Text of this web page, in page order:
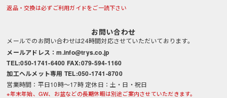
返品・交換は必ずご利用ガイドをご一読下さい
お問い合わせ
メールでのお問い合わせは24時間対応させていただいております。
メールアドレス：m.info@trys.co.jp
TEL:050-1741-6400 FAX:079-594-1160
加工ヘルメット専用 TEL:050-1741-8700
営業時間：平日10時～17時 定休日：土・日・祝日
※年末年始、GW、お盆などの長期休暇は別途ご案内させていただきます。